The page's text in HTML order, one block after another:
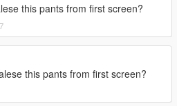
this pants from first screen?
this pants from first screen?